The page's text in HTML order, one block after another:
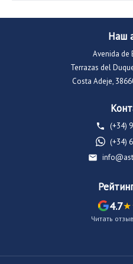
Наш
Avenida de
Terrazas del
Costa Adeje,
(+34)
(+34)
4.7
Читать